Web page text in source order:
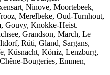
Ninove, Moortebeek,
Merelbeke, Oud-Turnhout,
Gouvy, Knokke-Heist.
Grandson, March, Le
Rüti, Gland, Sargans,
Küsnacht, Köniz, Lenzburg,
Bougeries, Emmen,